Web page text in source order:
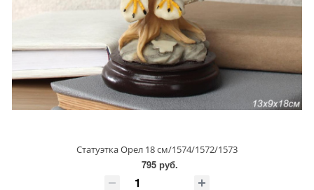
Статуэтка Орел 18 см/1574/1572/1573
795 руб.